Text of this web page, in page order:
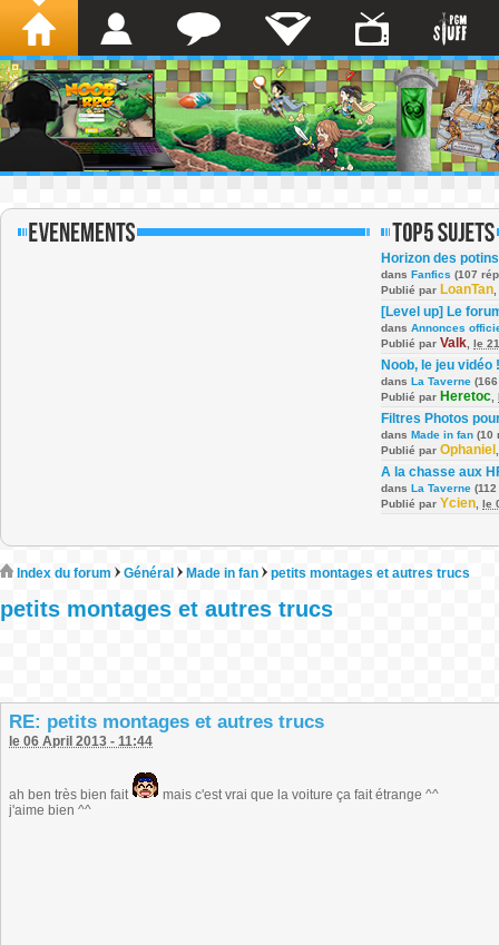
Horizon des potins
dans Fanfics (107
Publié par LoanTan
[Level up] Le
dans Annonces
Publié par Valk le
Noob, le jeu vidéo !
dans La Taverne
Publié par Heretoc
Filtres Photos
dans Made in fan (10
Publié par Ophaniel
A la chasse aux
dans La Taverne
Publié par Ycien le
Index du forum Général Made in fan petits montages et autres trucs
petits montages et autres trucs
RE: petits montages et autres trucs
le 06 April 2013 - 11:44
ah ben très bien fait
mais c'est vrai que la voiture ça fait étrange ^^
j'aime bien ^^